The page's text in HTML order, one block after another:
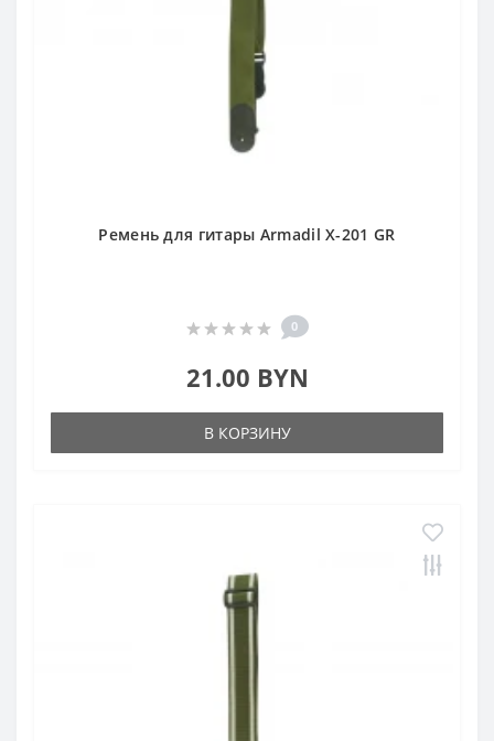
Ремень для гитары Armadil X-201 GR
0
21.00 BYN
В КОРЗИНУ